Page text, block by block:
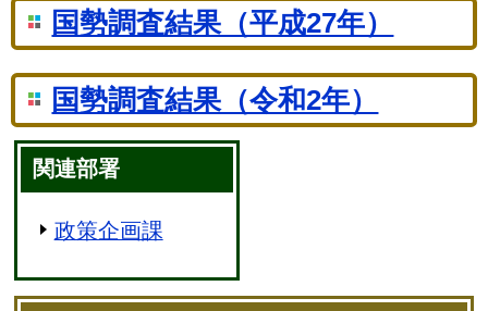
国勢調査結果（平成27年）
国勢調査結果（令和2年）
関連部署
政策企画課